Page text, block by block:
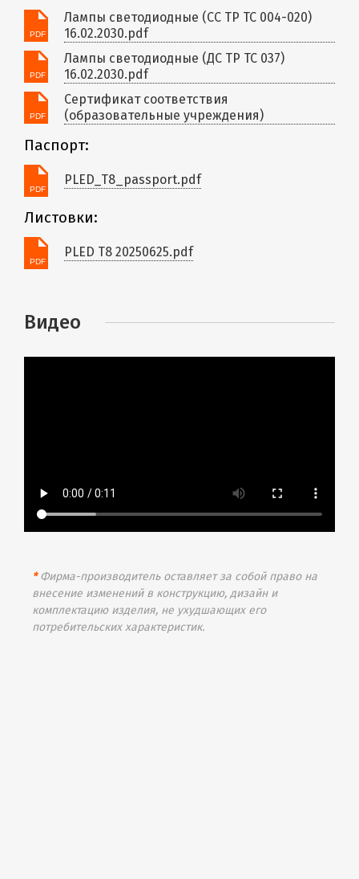
Лампы светодиодные (СС ТР ТС 004-020)
16.02.2030.pdf
Лампы светодиодные (ДС ТР ТС 037)
16.02.2030.pdf
Сертификат соответствия
(образовательные учреждения)
Паспорт:
PLED_T8_passport.pdf
Листовки:
PLED T8 20250625.pdf
Видео
*Фирма-производитель оставляет за собой право на
внесение изменений в конструкцию, дизайн и
комплектацию изделия, не ухудшающих его
потребительских характеристик.